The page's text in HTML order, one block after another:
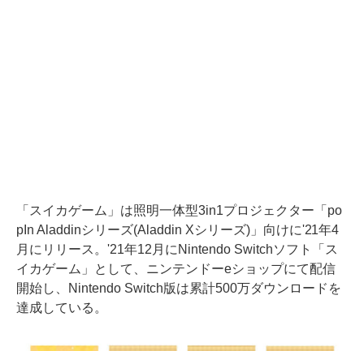
「スイカゲーム」は照明一体型3in1プロジェクター「po
pIn Aladdinシリーズ(Aladdin Xシリーズ)」向けに'21年4
月にリリース。'21年12月にNintendo Switchソフト「ス
イカゲーム」として、ニンテンドーeショップにて配信
開始し、Nintendo Switch版は累計500万ダウンロードを
達成している。